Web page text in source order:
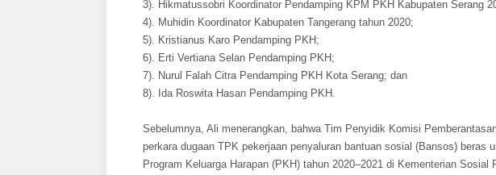
3). Hikmatussobri Koordinator Pendamping KPM PKH Kabupaten Serang
4). Muhidin Koordinator Kabupaten Tangerang tahun 2020;
5). Kristianus Karo Pendamping PKH;
6). Erti Vertiana Selan Pendamping PKH;
7). Nurul Falah Citra Pendamping PKH Kota Serang; dan
8). Ida Roswita Hasan Pendamping PKH.
Sebelumnya, Ali menerangkan, bahwa Tim Penyidik Komisi
perkara dugaan TPK pekerjaan penyaluran bantuan sosial (Bansos) beras
Program Keluarga Harapan (PKH) tahun 2020–2021 di Kementerian Sosial